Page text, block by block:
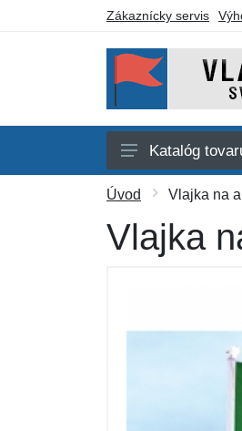
Zákaznícky servis
Afrika
Amerika
Austrália a
Katalóg
Úvod Vlajka na
Vlajka